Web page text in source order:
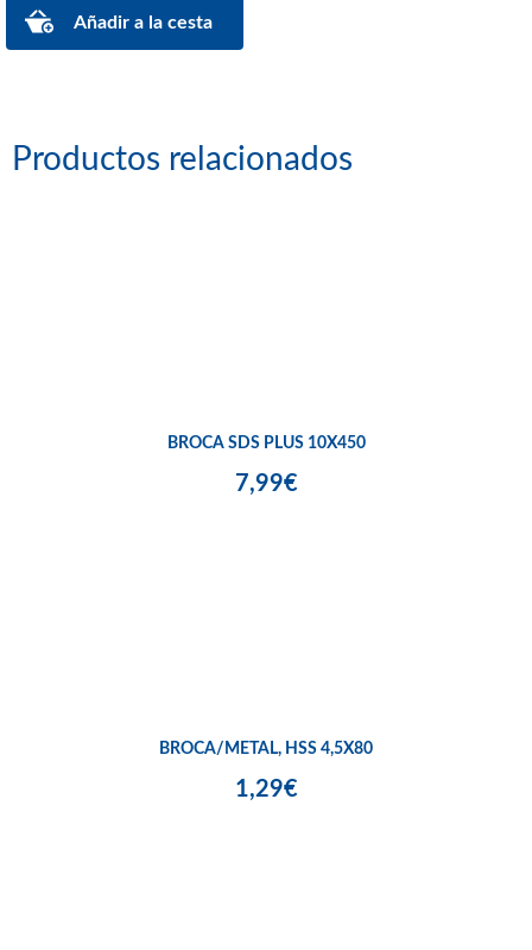
Productos relacionados
BROCA SDS PLUS 10X450
7,99€
BROCA/METAL, HSS 4,5X80
1,29€